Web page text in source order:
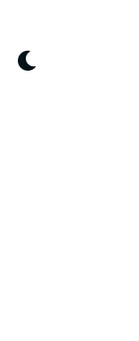
content